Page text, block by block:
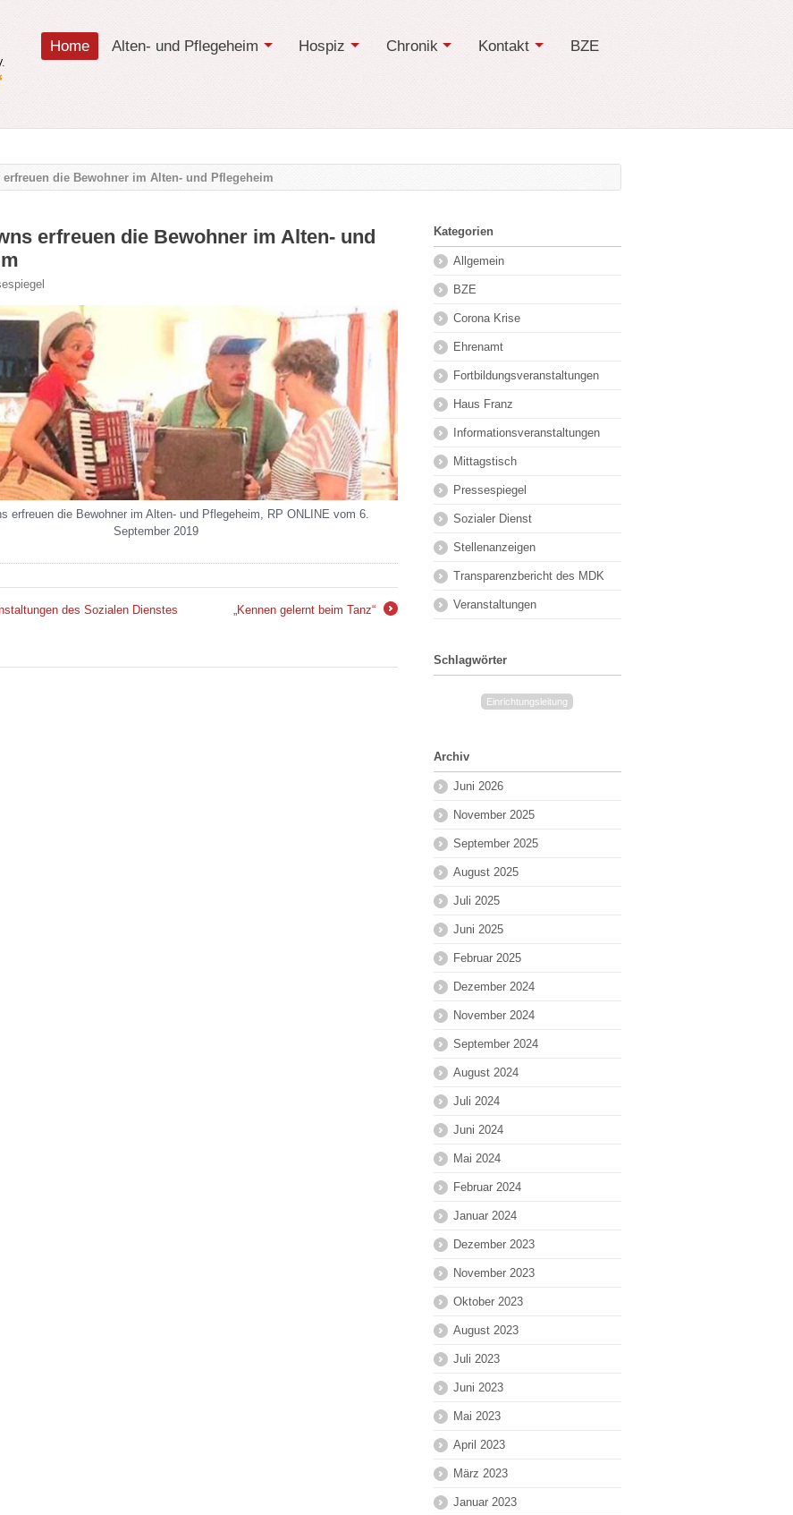
Home Alten- und Pflegeheim Hospiz Chronik Kontakt BZE
die Bewohner im Alten- und Pflegeheim
erfreuen die Bewohner im Alten- und
erfreuen die Bewohner im Alten- und Pflegeheim, RP ONLINE vom 6.
September 2019
des Sozialen Dienstes
„Kennen gelernt beim Tanz“
Kategorien
Allgemein
BZE
Corona Krise
Ehrenamt
Fortbildungsveranstaltungen
Haus Franz
Informationsveranstaltungen
Mittagstisch
Pressespiegel
Sozialer Dienst
Stellenanzeigen
Transparenzbericht des MDK
Veranstaltungen
Schlagwörter
Einrichtungsleitung
Archiv
Juni 2026
November 2025
September 2025
August 2025
Juli 2025
Juni 2025
Februar 2025
Dezember 2024
November 2024
September 2024
August 2024
Juli 2024
Juni 2024
Mai 2024
Februar 2024
Januar 2024
Dezember 2023
November 2023
Oktober 2023
August 2023
Juli 2023
Juni 2023
Mai 2023
April 2023
März 2023
Januar 2023